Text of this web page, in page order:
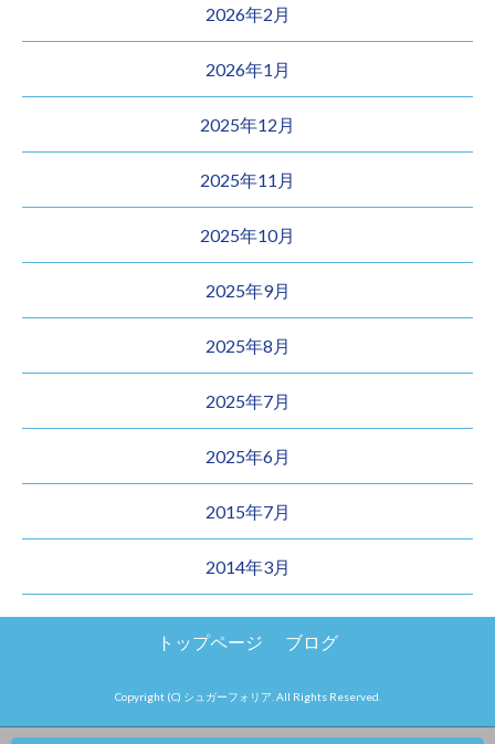
2026年2月
2026年1月
2025年12月
2025年11月
2025年10月
2025年9月
2025年8月
2025年7月
2025年6月
2015年7月
2014年3月
トップページ ブログ
Copyright (C) シュガーフォリア. All Rights Reserved.